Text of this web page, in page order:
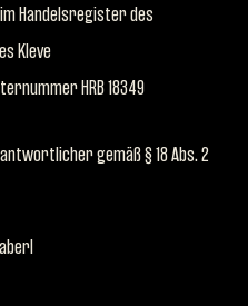
Handelsregister des
Kleve
HRB 18349
gemäß § 18 Abs. 2